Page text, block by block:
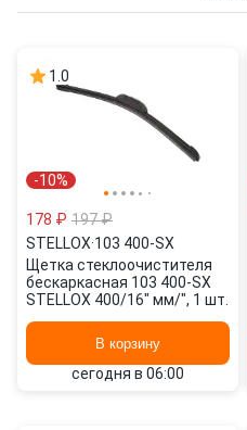
1.0
-10%
178 ₽ 197 ₽
STELLOX·103 400-SX
Щетка стеклоочистителя
бескаркасная 103 400-SX
STELLOX 400/16" мм/", 1 шт.
В корзину
сегодня в 06:00